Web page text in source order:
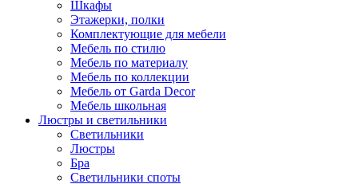
Шкафы
Этажерки, полки
Комплектующие для мебели
Мебель по стилю
Мебель по материалу
Мебель по коллекции
Мебель от Garda Decor
Мебель школьная
Люстры и светильники
Светильники
Люстры
Бра
Светильники споты